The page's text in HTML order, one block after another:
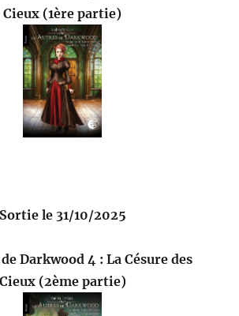
Cieux (1ère partie)
Sortie le 31/10/2025
Darkwood 4 : La Césure des
Cieux (2ème partie)